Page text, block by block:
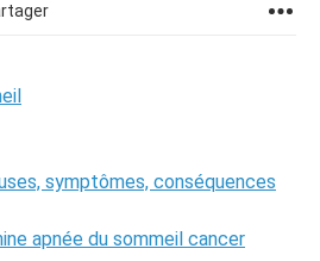
symptômes, conséquences
apnée du sommeil cancer